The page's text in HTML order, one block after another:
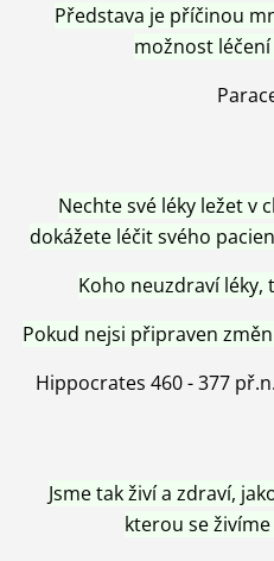
Představa je příčinou
možnost
Nechte své léky ležet v
dokážete léčit svého
Koho neuzdraví
Pokud nejsi připraven
Hippocrates 460 - 377
Jsme tak živí a zdraví,
kterou se